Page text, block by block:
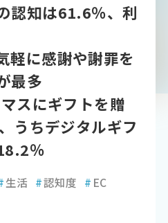
認知は61.6％、利
軽に感謝や謝罪を
最多
スにギフトを贈
うちデジタルギフ
％
生活 #認知度 # EC